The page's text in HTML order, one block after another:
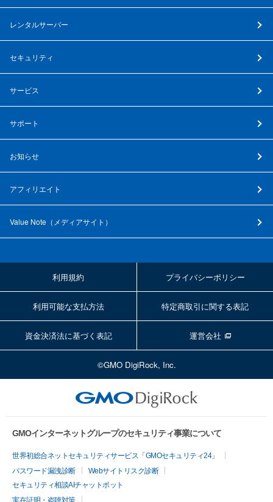
レンタルサーバー
セキュリティ
サービス
サポート
お知らせ
アフィリエイト
Value Note（ メディアサイト ）
利用規約 プライバシーポリシー
利用可能な支払方法 特定商取引に関する表記
資金決済法に基づく表記 運営会社
©GMO DigiRock, Inc.
GMOインターネットグループのセキュリティ事業について
世界初総合ネットセキュリティサービス「GMOセキュリティ24」
パスワード漏洩診断
Webサイトリスク診断
セキュリティ相談AIチャットボット
実在証明・盗聴対策